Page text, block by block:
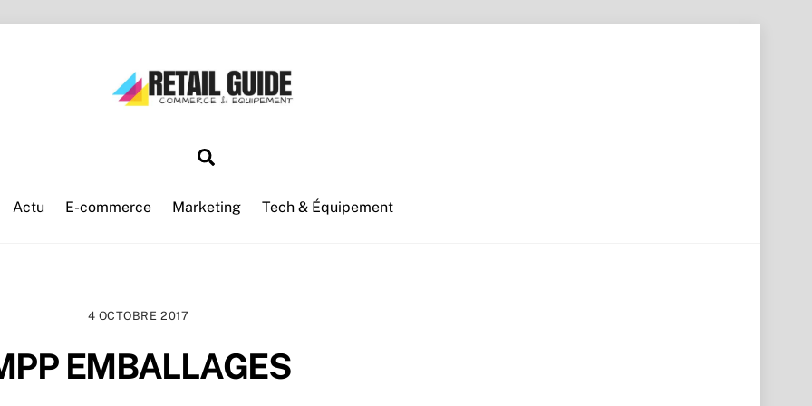
Actu E-commerce Marketing Tech & Équipement
4 OCTOBRE 2017
EMBALLAGES